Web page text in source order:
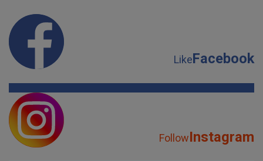
LikeFacebook
FollowInstagram